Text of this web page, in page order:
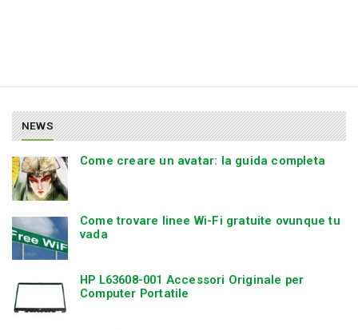
NEWS
Come creare un avatar: la guida completa
Come trovare linee Wi-Fi gratuite ovunque tu
vada
HP L63608-001 Accessori Originale per
Computer Portatile